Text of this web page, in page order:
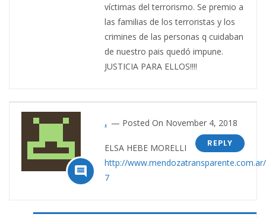
víctimas del terrorismo. Se premio a
las familias de los terroristas y los
crimines de las personas q cuidaban
de nuestro pais quedó impune.
JUSTICIA PARA ELLOS!!!!

.
Posted On November 4, 2018
REPLY
ELSA HEBE MORELLI
http://
7